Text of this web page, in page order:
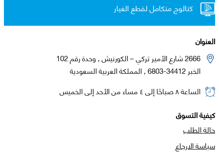
كتالوج متكامل لقطع الغيار
العنوان
2666 شارع الأمير تركي – الكورنيش , وحدة رقم 102
الخبر 34412-6803 , المملكة العربية السعودية
الساعة ٨ صباحًا إلى ٤ مساء من الأحد إلى الخميس
كيفية التسوق
حالة الطلب
سياسة الارجاع